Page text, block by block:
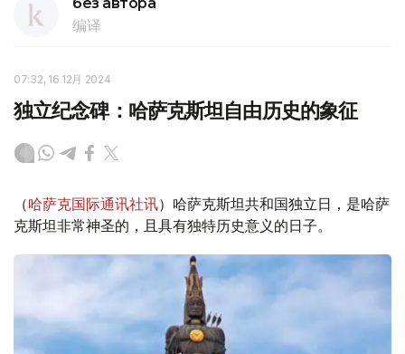
без автора
编译
07:32, 16 12月 2024
独立纪念碑：哈萨克斯坦自由历史的象征
（哈萨克国际通讯社讯）哈萨克斯坦共和国独立日，是哈萨
克斯坦非常神圣的，且具有独特历史意义的日子。